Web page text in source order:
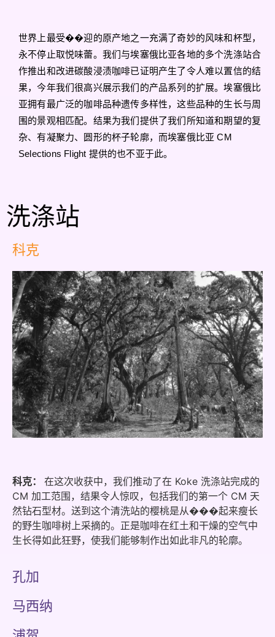
世界上最受��迎的原产地之一充满了奇妙的风味和杯型，
永不停止取悦味蕾。我们与埃塞俄比亚各地的多个洗涤站合
作推出和改进碳酸浸渍咖啡已证明产生了令人难以置信的结
果，今年我们很高兴展示我们的产品系列的扩展。埃塞俄比
亚拥有最广泛的咖啡品种遗传多样性，这些品种的生长与周
围的景观相匹配。结果为我们提供了我们所知道和期望的复
杂、有凝聚力、圆形的杯子轮廓，而埃塞俄比亚 CM
Selections Flight 提供的也不亚于此。
洗涤站
科克
科克： 在这次收获中，我们推动了在 Koke 洗涤站完成的
CM 加工范围，结果令人惊叹，包括我们的第一个 CM 天
然钻石型材。送到这个清洗站的樱桃是从���起来瘦长
的野生咖啡树上采摘的。正是咖啡在红土和干燥的空气中
生长得如此狂野，使我们能够制作出如此非凡的轮廓。
孔加
马西纳